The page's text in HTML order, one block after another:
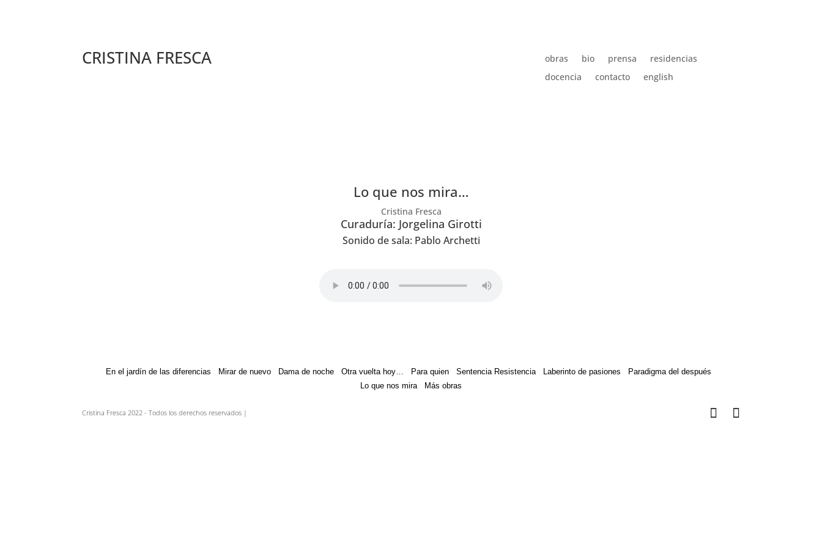
CRISTINA FRESCA obras bio prensa
residencias
docencia
contacto english
Lo que nos mira…
Cristina Fresca
Curaduría: Jorgelina Girotti
Sonido de sala: Pablo Archetti
En el jardín de las diferencias Mirar de nuevo Dama de noche Otra vuelta hoy… Para quien Sentencia Resistencia Laberinto de pasiones
Paradigma del después
Lo que nos mira
Más obras
Cristina Fresca 2022 - Todos los derechos reservados |